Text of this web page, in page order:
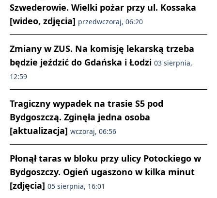
Szwederowie. Wielki pożar przy ul. Kossaka
[wideo, zdjęcia] przedwczoraj, 06:20
Zmiany w ZUS. Na komisję lekarską trzeba
będzie jeździć do Gdańska i Łodzi 03 sierpnia,
12:59
Tragiczny wypadek na trasie S5 pod
Bydgoszczą. Zginęła jedna osoba
[aktualizacja] wczoraj, 06:56
Płonął taras w bloku przy ulicy Potockiego w
Bydgoszczy. Ogień ugaszono w kilka minut
[zdjęcia] 05 sierpnia, 16:01